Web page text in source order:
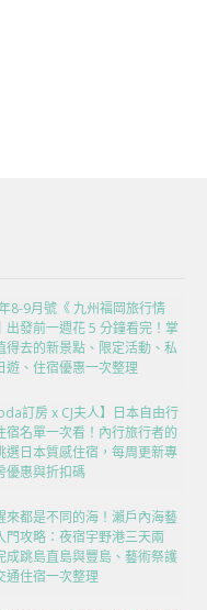
8-9月號《 九州福岡旅行情
出發前一週花 5 分鐘看完！掌
得去的新景點、限定活動、私
遊、住宿優惠一次整理
訂房 x CJ夫人】日本自由行
宿名單一次看！內行旅行者的
選日本質感住宿，每周更新專
優惠與折扣碼
來都是不同的海！瀨戶內海藝
門攻略：夜宿宇野港三天兩
成跳島直島與豐島、藝術祭護
通住宿一次整理